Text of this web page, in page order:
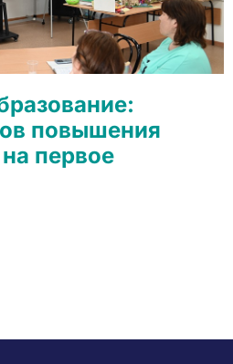
повышения
первое